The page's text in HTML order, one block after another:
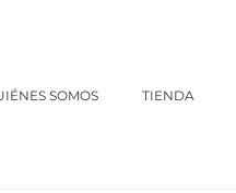
SOMOS TIENDA